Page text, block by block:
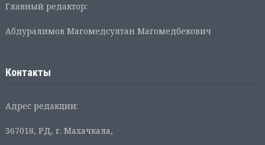
Главный редактор:
Абдуралимов Магомедсултан Магомедбекович
Контакты
Адрес редакции:
367018, РД, г. Махачкала,